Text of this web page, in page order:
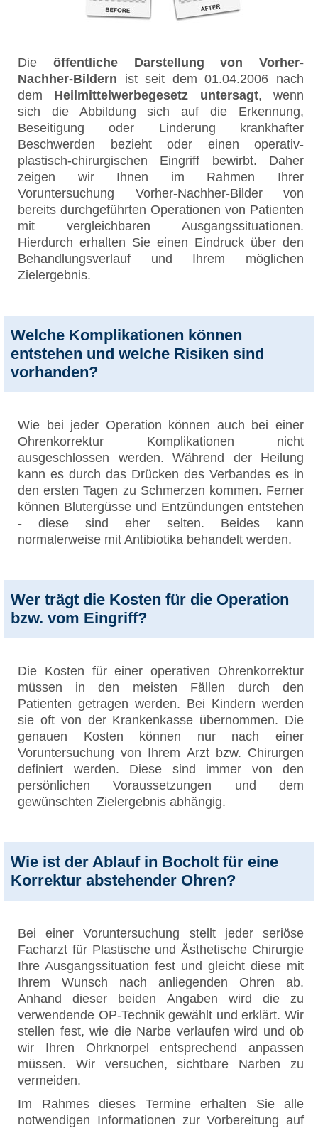
Die öffentliche Darstellung von Vorher-
Nachher-Bildern ist seit dem 01.04.2006 nach
dem Heilmittelwerbegesetz untersagt, wenn
sich die Abbildung sich auf die Erkennung,
Beseitigung oder Linderung krankhafter
Beschwerden bezieht oder einen operativ-
plastisch-chirurgischen Eingriff bewirbt. Daher
zeigen wir Ihnen im Rahmen Ihrer
Voruntersuchung Vorher-Nachher-Bilder von
bereits durchgeführten Operationen von Patienten
mit vergleichbaren Ausgangssituationen.
Hierdurch erhalten Sie einen Eindruck über den
Behandlungsverlauf und Ihrem möglichen
Zielergebnis.
Welche Komplikationen können
entstehen und welche Risiken sind
vorhanden?
Wie bei jeder Operation können auch bei einer
Ohrenkorrektur Komplikationen nicht
ausgeschlossen werden. Während der Heilung
kann es durch das Drücken des Verbandes es in
den ersten Tagen zu Schmerzen kommen. Ferner
können Blutergüsse und Entzündungen entstehen
- diese sind eher selten. Beides kann
normalerweise mit Antibiotika behandelt werden.
Wer trägt die Kosten für die Operation
bzw. vom Eingriff?
Die Kosten für einer operativen Ohrenkorrektur
müssen in den meisten Fällen durch den
Patienten getragen werden. Bei Kindern werden
sie oft von der Krankenkasse übernommen. Die
genauen Kosten können nur nach einer
Voruntersuchung von Ihrem Arzt bzw. Chirurgen
definiert werden. Diese sind immer von den
persönlichen Voraussetzungen und dem
gewünschten Zielergebnis abhängig.
Wie ist der Ablauf in Bocholt für eine
Korrektur abstehender Ohren?
Bei einer Voruntersuchung stellt jeder seriöse
Facharzt für Plastische und Ästhetische Chirurgie
Ihre Ausgangssituation fest und gleicht diese mit
Ihrem Wunsch nach anliegenden Ohren ab.
Anhand dieser beiden Angaben wird die zu
verwendende OP-Technik gewählt und erklärt. Wir
stellen fest, wie die Narbe verlaufen wird und ob
wir Ihren Ohrknorpel entsprechend anpassen
müssen. Wir versuchen, sichtbare Narben zu
vermeiden.
Im Rahmes dieses Termine erhalten Sie alle
notwendigen Informationen zur Vorbereitung auf